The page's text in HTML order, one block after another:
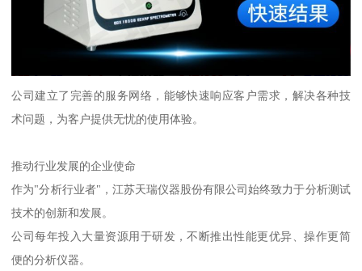
公司建立了完善的服务网络，能够快速响应客户需求，解决各种技
术问题，为客户提供无忧的使用体验。
推动行业发展的企业使命
作为"分析行业者"，江苏天瑞仪器股份有限公司始终致力于分析测试
技术的创新和发展。
公司每年投入大量资源用于研发，不断推出性能更优异、操作更简
便的分析仪器。